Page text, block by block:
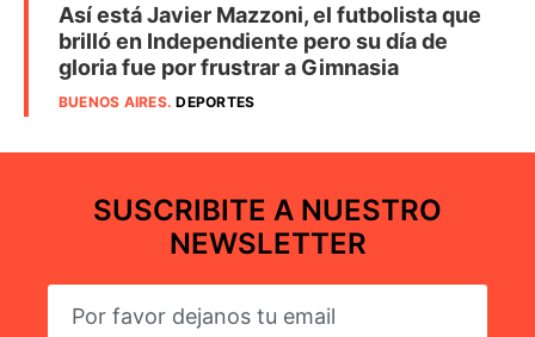
Así está Javier Mazzoni, el futbolista que
brilló en Independiente pero su día de
gloria fue por frustrar a Gimnasia
BUENOS AIRES.DEPORTES
SUSCRIBITE A NUESTRO
NEWSLETTER